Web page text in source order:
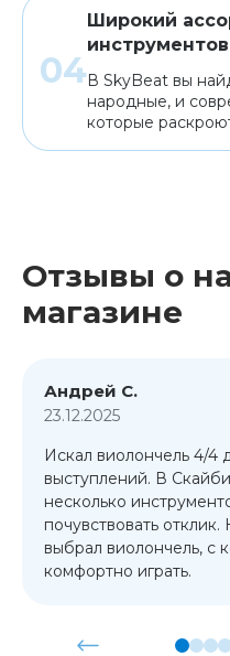
Широкий
инструментов
В SkyBeat вы
народные, и
которые
Отзывы о
магазине
Андрей С.
23.12.2025
Искал виолончель 4/4
выступлений. В
несколько
почувствовать
выбрал виолончель, с
комфортно играть.